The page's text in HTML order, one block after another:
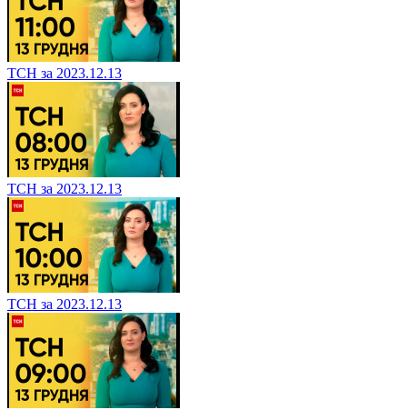
ТСН за 2023.12.13
ТСН за 2023.12.13
ТСН за 2023.12.13